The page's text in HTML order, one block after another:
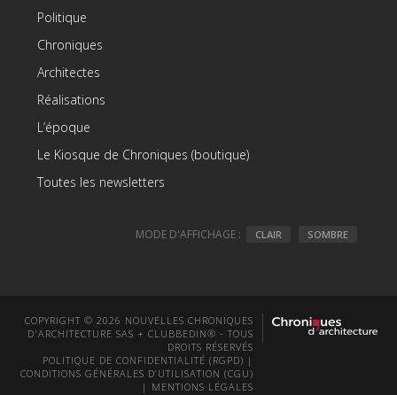
Politique
Chroniques
Architectes
Réalisations
L’époque
Le Kiosque de Chroniques (boutique)
Toutes les newsletters
MODE D'AFFICHAGE : CLAIR SOMBRE
COPYRIGHT © 2026 NOUVELLES CHRONIQUES
D'ARCHITECTURE SAS + CLUBBEDIN® - TOUS
DROITS RÉSERVÉS
POLITIQUE DE CONFIDENTIALITÉ (RGPD) |
CONDITIONS GÉNÉRALES D’UTILISATION (CGU)
| MENTIONS LÉGALES